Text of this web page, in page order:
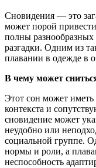
Сновидения — это
может порой
полны
разгадки. Одним из
плавании в одежде в
В чему может
Этот сон может иметь
контекста и
сновидение может
неудобно или
социальной группе.
нормы и роли, а
неспособность